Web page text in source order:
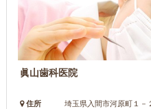
眞山歯科医院
住所 埼玉県入間市河原町１